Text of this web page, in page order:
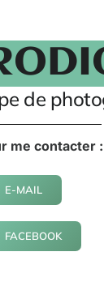
de
me contacter :
E-MAIL
FACEBOOK